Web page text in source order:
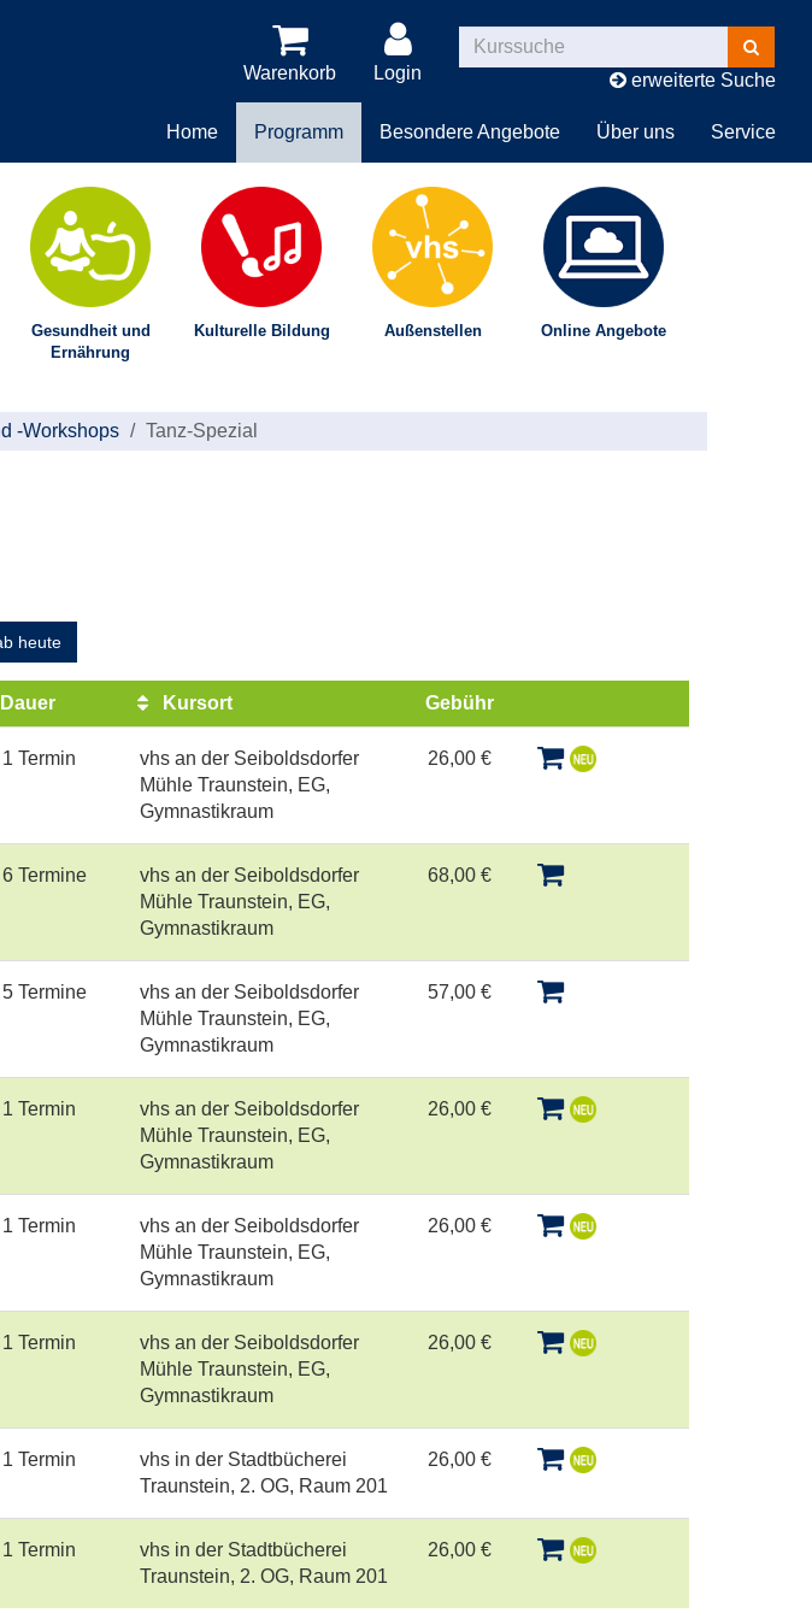
Warenkorb Login
Kurse
suchen
erweiterte Suche
Home Programm Besondere Angebote Über uns Service
Gesundheit und
Ernährung
Kulturelle Bildung Außenstellen Online Angebote
-Workshops Tanz-Spezial
heute
Dauer Kursort
Gebühr
Kursstatus
1 Termin
vhs an der Seiboldsdorfer
Mühle Traunstein, EG,
Gymnastikraum
26,00 €
6 Termine
vhs an der Seiboldsdorfer
Mühle Traunstein, EG,
Gymnastikraum
68,00 €
5 Termine
vhs an der Seiboldsdorfer
Mühle Traunstein, EG,
Gymnastikraum
57,00 €
1 Termin
vhs an der Seiboldsdorfer
Mühle Traunstein, EG,
Gymnastikraum
26,00 €
1 Termin
vhs an der Seiboldsdorfer
Mühle Traunstein, EG,
Gymnastikraum
26,00 €
1 Termin
vhs an der Seiboldsdorfer
Mühle Traunstein, EG,
Gymnastikraum
26,00 €
1 Termin
vhs in der Stadtbücherei
Traunstein, 2. OG, Raum 201
26,00 €
1 Termin
vhs in der Stadtbücherei
Traunstein, 2. OG, Raum 201
26,00 €